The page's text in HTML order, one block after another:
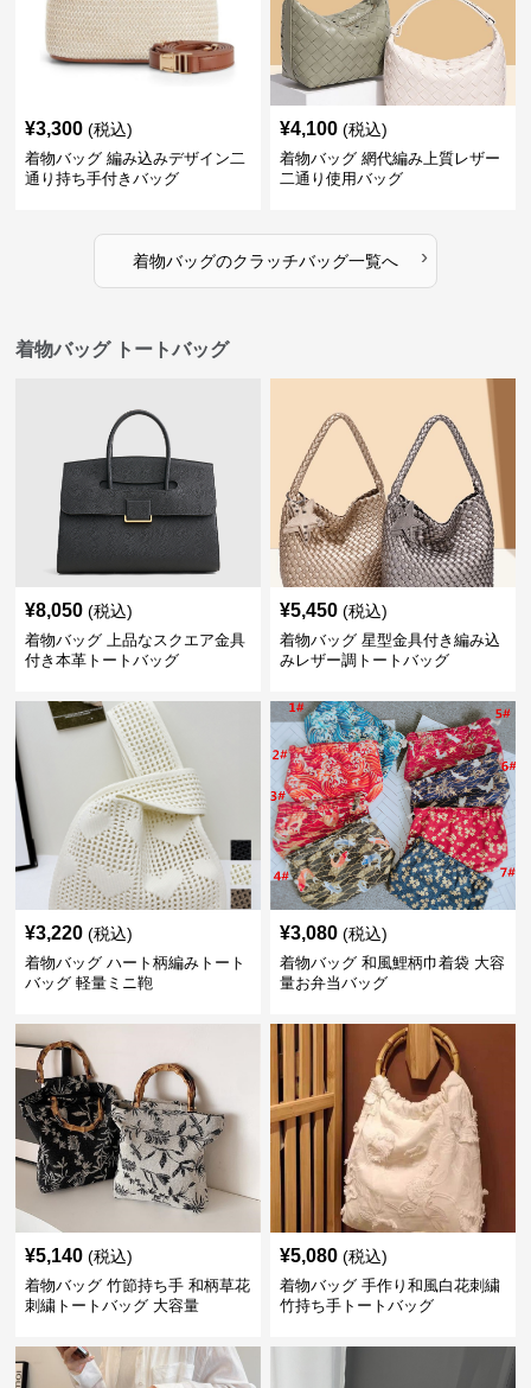
¥3,300 (税込)
着物バッグ 編み込みデザイン二
通り持ち手付きバッグ
¥4,100 (税込)
着物バッグ 網代編み上質レザー
二通り使用バッグ
着物バッグのクラッチバッグ一覧へ ›
着物バッグ トートバッグ
¥8,050 (税込)
着物バッグ 上品なスクエア金具
付き本革トートバッグ
¥5,450 (税込)
着物バッグ 星型金具付き編み込
みレザー調トートバッグ
¥3,220 (税込)
着物バッグ ハート柄編みトート
バッグ 軽量ミニ鞄
¥3,080 (税込)
着物バッグ 和風鯉柄巾着袋 大容
量お弁当バッグ
¥5,140 (税込)
着物バッグ 竹節持ち手 和柄草花
刺繍トートバッグ 大容量
¥5,080 (税込)
着物バッグ 手作り和風白花刺繍
竹持ち手トートバッグ